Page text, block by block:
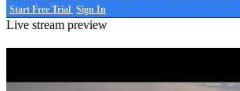
Start Free Trial Sign In
Live stream preview